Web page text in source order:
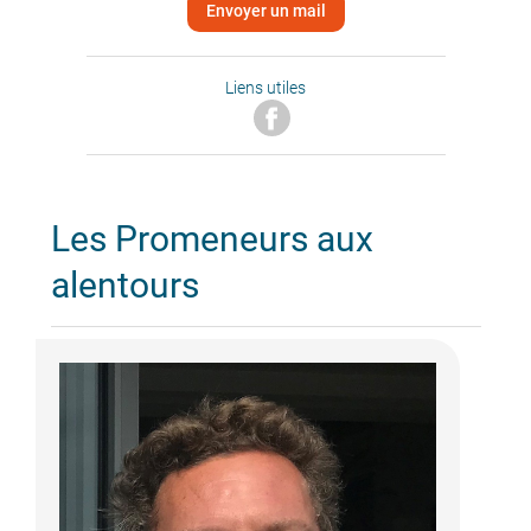
Envoyer un mail
Liens utiles
Les Promeneurs aux
alentours